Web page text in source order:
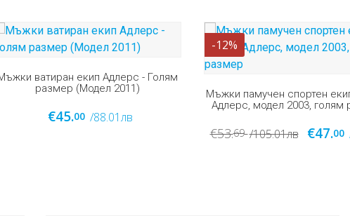
-12%
Мъжки памучен спортен екип, памук,
Мъжки екип Ardi Sport с
България - голям размер
€49.00 /95.84лв